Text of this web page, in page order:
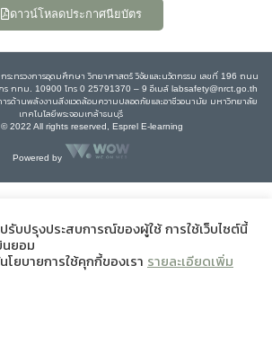
ดาวน์โหลดประกาศนียบัตร
ระทรวงการอุดมศึกษา วิทยาศาสตร์ วิจัยและนวัตกรรม เลขที่ 196 ถนน
กร กทม. 10900 โทร 0 25791370 – 9 อีเมล์ labsafety@nrct.go.th
รด้านพลังงานสิ่งแวดล้อมความปลอดภัยและอาชีวอนามัย มหาวิทยาลัย
เทคโนโลยีพระจอมเกล้าธนบุรี
2022 All rights reserved, Esprel E-learning
Powered by
รับปรุงประสบการณ์ของผู้ใช้ การใช้เว็บไซต์นี้
นยอม
โยบายการใช้คุกกี้ของเรา รายละเอียดเพิ่ม